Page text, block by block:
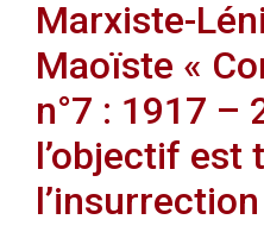
Marxiste-
Maoïste «
n°7 : 1917 –
l’objectif est
l’insurrection